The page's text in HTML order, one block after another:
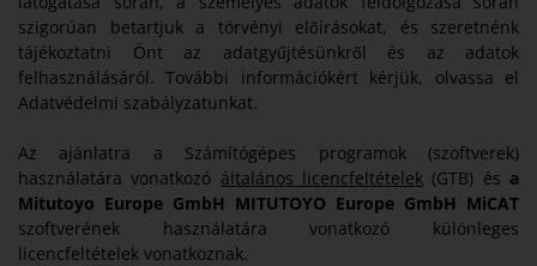
szigorúan betartjuk a törvényi előírásokat, és szeretnénk
tájékoztatni Önt az adatgyűjtésünkről és az adatok
felhasználásáról. További információkért kérjük, olvassa el
Adatvédelmi szabályzatunkat.
Az ajánlatra a Számítógépes programok (szoftverek)
használatára vonatkozó általános licencfeltételek (GTB) és a
Mitutoyo Europe GmbH MITUTOYO Europe GmbH MiCAT
szoftverének használatára vonatkozó különleges
licencfeltételek vonatkoznak.